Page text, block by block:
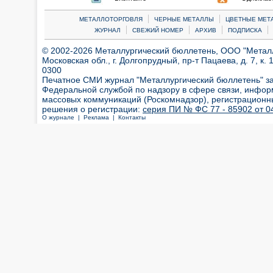
МЕТАЛЛОТОРГОВЛЯ | ЧЕРНЫЕ МЕТАЛЛЫ |
ЦВЕТНЫЕ
ЖУРНАЛ
| СВЕЖИЙ НОМЕР | АРХИВ | ПОДПИСКА |
© 2002-2026 Металлургический бюллетень, ООО
Московская обл., г. Долгопрудный, пр-т Пацаева, д. 7,
0300
Печатное СМИ журнал "Металлургический бюллетень"
Федеральной службой по надзору в сфере связи,
массовых коммуникаций (Роскомнадзор),
решения о регистрации: серия ПИ № ФС 77 - 85902 от 04
О журнале | Реклама | Контакты